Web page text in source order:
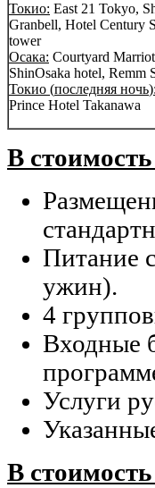
Токио: East 21 Tokyo,
Granbell, Hotel Century
tower
Осака: Courtyard
ShinOsaka hotel, Remm
Токио (последняя ночь):
Prince Hotel Takanawa
В
Питание
ужин).
4
Входные
Услуги
В